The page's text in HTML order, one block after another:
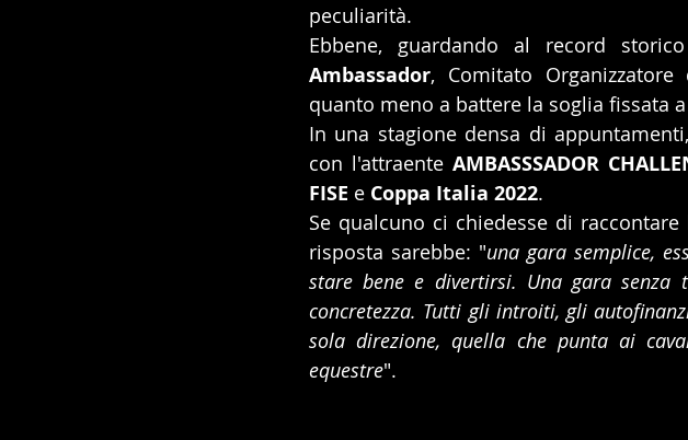
peculiarità.
Ebbene, guardando al record
Ambassador, Comitato
quanto meno a battere la soglia fissata
In una stagione densa di
con l'attraente AMBASSSADOR
FISE e Coppa Italia 2022.
Se qualcuno ci chiedesse di
risposta sarebbe: "una gara semplice,
stare bene e divertirsi. Una gara
concretezza. Tutti gli introiti, gli
sola direzione, quella che punta ai
equestre".